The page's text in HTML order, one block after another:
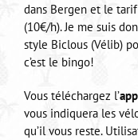
dans Bergen et le
(10€/h). Je me suis
style Biclous (Vélib)
c’est le bingo!
Vous téléchargez l’
vous indiquera les
qu’il vous reste.